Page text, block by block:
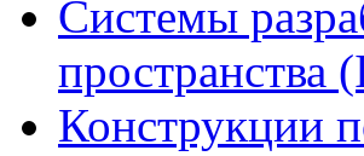
Системы
пространства
Конструкции